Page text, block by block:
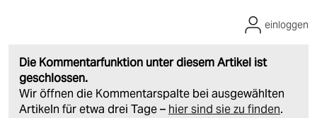
Die Kommentarfunktion unter diesem Artikel ist
geschlossen.
Wir öffnen die Kommentarspalte bei ausgewählten
Artikeln für etwa drei Tage – hier sind sie zu finden.
einloggen